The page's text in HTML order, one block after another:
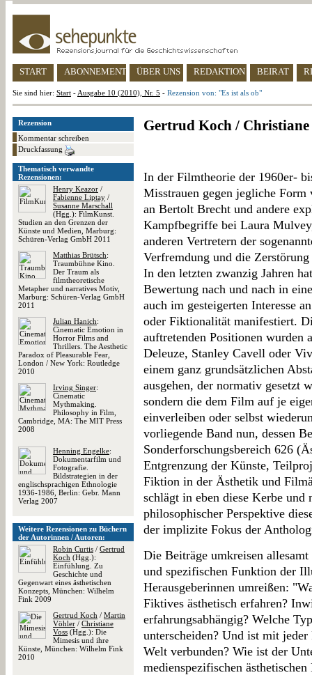
START ABONNEMENT ÜBER UNS REDAKTION BEIRAT
Sie sind hier: Start - Ausgabe 10 (2010), Nr. 5 - Rezension von: "Es ist als ob"
Rezension
Kommentar schreiben
Druckfassung
Thematisch verwandte
Rezensionen:
Henry Keazor /
Fabienne Liptay /
Susanne Marschall
(Hgg.): FilmKunst.
Studien an den Grenzen der
Künste und Medien, Marburg:
Schüren-Verlag GmbH 2011
Matthias Brütsch:
Traumbühne Kino.
Der Traum als
filmtheoretische
Metapher und narratives Motiv,
Marburg: Schüren-Verlag GmbH
2011
Julian Hanich:
Cinematic Emotion in
Horror Films and
Thrillers. The Aesthetic
Paradox of Pleasurable Fear,
London / New York: Routledge
2010
Irving Singer:
Cinematic
Mythmaking.
Philosophy in Film,
Cambridge, MA: The MIT Press
2008
Henning Engelke:
Dokumentarfilm und
Fotografie.
Bildstrategien in der
englischsprachigen Ethnologie
1936-1986, Berlin: Gebr. Mann
Verlag 2007
Weitere Rezensionen zu Büchern
der Autorinnen / Autoren:
Robin Curtis / Gertrud
Koch (Hgg.):
Einfühlung. Zu
Geschichte und
Gegenwart eines ästhetischen
Konzepts, München: Wilhelm
Fink 2009
Gertrud Koch / Martin
Vöhler / Christiane
Voss (Hgg.): Die
Mimesis und ihre
Künste, München: Wilhelm Fink
2010
Gertrud Koch /
In der Filmtheorie der 1960er-
Misstrauen gegen jegliche
an Bertolt Brecht und andere
Kampfbegriffe bei Laura
anderen Vertretern der
Verfremdung und die
In den letzten zwanzig Jahren
Bewertung nach und nach in
auch im gesteigerten Interesse
oder Fiktionalität manifestiert.
auftretenden Positionen wurden
Deleuze, Stanley Cavell oder
einem ganz grundsätzlichen
ausgehen, der normativ gesetzt
sondern die dem Film auf je
einverleiben oder selbst
vorliegende Band nun, dessen
Sonderforschungsbereich 626
Entgrenzung der Künste,
Fiktion in der Ästhetik und
schlägt in eben diese Kerbe und
philosophischer Perspektive
der implizite Fokus der
Die Beiträge umkreisen
und spezifischen Funktion der
Herausgeberinnen umreißen:
Fiktives ästhetisch erfahren?
erfahrungsabhängig? Welche
unterscheiden? Und ist mit
Welt verbunden? Wie ist der
medienspezifischen